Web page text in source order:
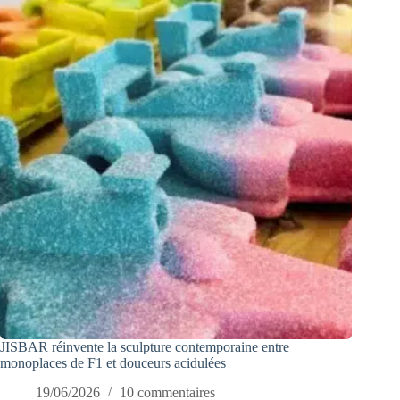
JISBAR réinvente la sculpture contemporaine entre
monoplaces de F1 et douceurs acidulées
19/06/2026
10 commentaires